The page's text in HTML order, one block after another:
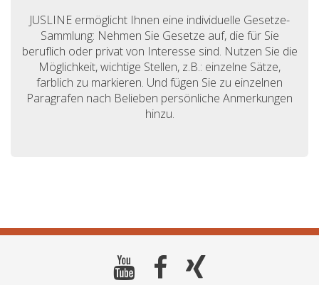
JUSLINE ermöglicht Ihnen eine individuelle Gesetze-
Sammlung: Nehmen Sie Gesetze auf, die für Sie
beruflich oder privat von Interesse sind. Nutzen Sie die
Möglichkeit, wichtige Stellen, z.B.: einzelne Sätze,
farblich zu markieren. Und fügen Sie zu einzelnen
Paragrafen nach Belieben persönliche Anmerkungen
hinzu.